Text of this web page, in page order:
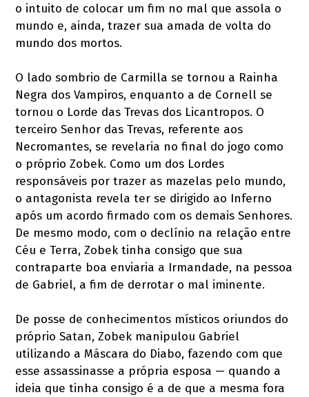
o intuito de colocar um fim no mal que assola o
mundo e, ainda, trazer sua amada de volta do
mundo dos mortos.
O lado sombrio de Carmilla se tornou a Rainha
Negra dos Vampiros, enquanto a de Cornell se
tornou o Lorde das Trevas dos Licantropos. O
terceiro Senhor das Trevas, referente aos
Necromantes, se revelaria no final do jogo como
o próprio Zobek. Como um dos Lordes
responsáveis por trazer as mazelas pelo mundo,
o antagonista revela ter se dirigido ao Inferno
após um acordo firmado com os demais Senhores.
De mesmo modo, com o declínio na relação entre
Céu e Terra, Zobek tinha consigo que sua
contraparte boa enviaria a Irmandade, na pessoa
de Gabriel, a fim de derrotar o mal iminente.
De posse de conhecimentos místicos oriundos do
próprio Satan, Zobek manipulou Gabriel
utilizando a Máscara do Diabo, fazendo com que
esse assassinasse a própria esposa — quando a
ideia que tinha consigo é a de que a mesma fora